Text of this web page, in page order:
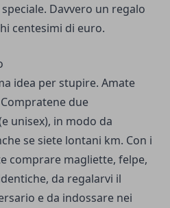
Davvero un regalo
centesimi di euro.
idea per stupire. Amate
due
unisex), in modo da
se siete lontani km. Con i
comprare magliette, felpe,
da regalarvi il
e da indossare nei